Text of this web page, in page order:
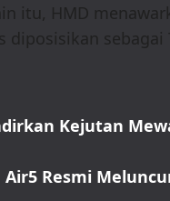
itu, HMD
diposisikan
Kejutan
Air5 Resmi